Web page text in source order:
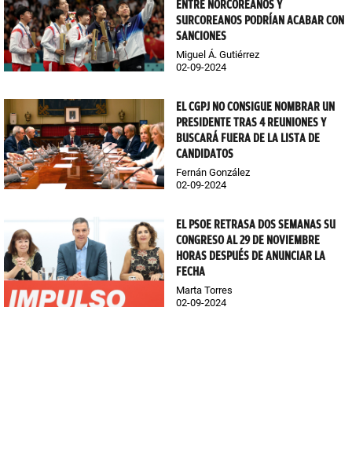
ENTRE NORCOREANOS Y
SURCOREANOS PODRÍAN ACABAR CON
SANCIONES
Miguel Á. Gutiérrez
02-09-2024
EL CGPJ NO CONSIGUE NOMBRAR UN
PRESIDENTE TRAS 4 REUNIONES Y
BUSCARÁ FUERA DE LA LISTA DE
CANDIDATOS
Fernán González
02-09-2024
EL PSOE RETRASA DOS SEMANAS SU
CONGRESO AL 29 DE NOVIEMBRE
HORAS DESPUÉS DE ANUNCIAR LA
FECHA
Marta Torres
02-09-2024